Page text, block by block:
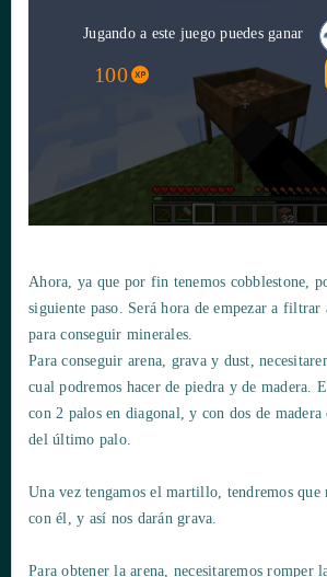
Jugando a este juego puedes ganar
100
Ahora, ya que por fin tenemos cobblestone,
siguiente paso. Será hora de empezar a filtrar
para conseguir minerales.
Para conseguir arena, grava y dust,
cual podremos hacer de piedra y de madera.
con 2 palos en diagonal, y con dos de
del último palo.
Una vez tengamos el martillo, tendremos que
con él, y así nos darán grava.
Para obtener la arena, necesitaremos romper